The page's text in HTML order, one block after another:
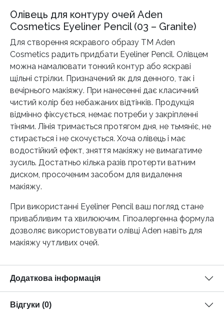
Олівець для контуру очей Aden
Cosmetics Eyeliner Pencil (03 – Granite)
Для створення яскравого образу ТМ Aden
Cosmetics радить придбати Eyeliner Pencil. Олівцем
можна намалювати тонкий контур або яскраві
щільні стрілки. Призначений як для денного, так і
вечірнього макіяжу. При нанесенні дає класичний
чистий колір без небажаних відтінків. Продукція
відмінно фіксується, немає потреби у закріпленні
тінями. Лінія тримається протягом дня, не тьмяніє, не
стирається і не скочується. Хоча олівець і має
водостійкий ефект, зняття макіяжу не вимагатиме
зусиль. Достатньо кілька разів протерти ватним
диском, просоченим засобом для видалення
макіяжу.
При використанні Eyeliner Pencil ваш погляд стане
привабливим та хвилюючим. Гіпоалергенна формула
дозволяє використовувати олівці Aden навіть для
макіяжу чутливих очей.
Додаткова інформація
Відгуки (0)